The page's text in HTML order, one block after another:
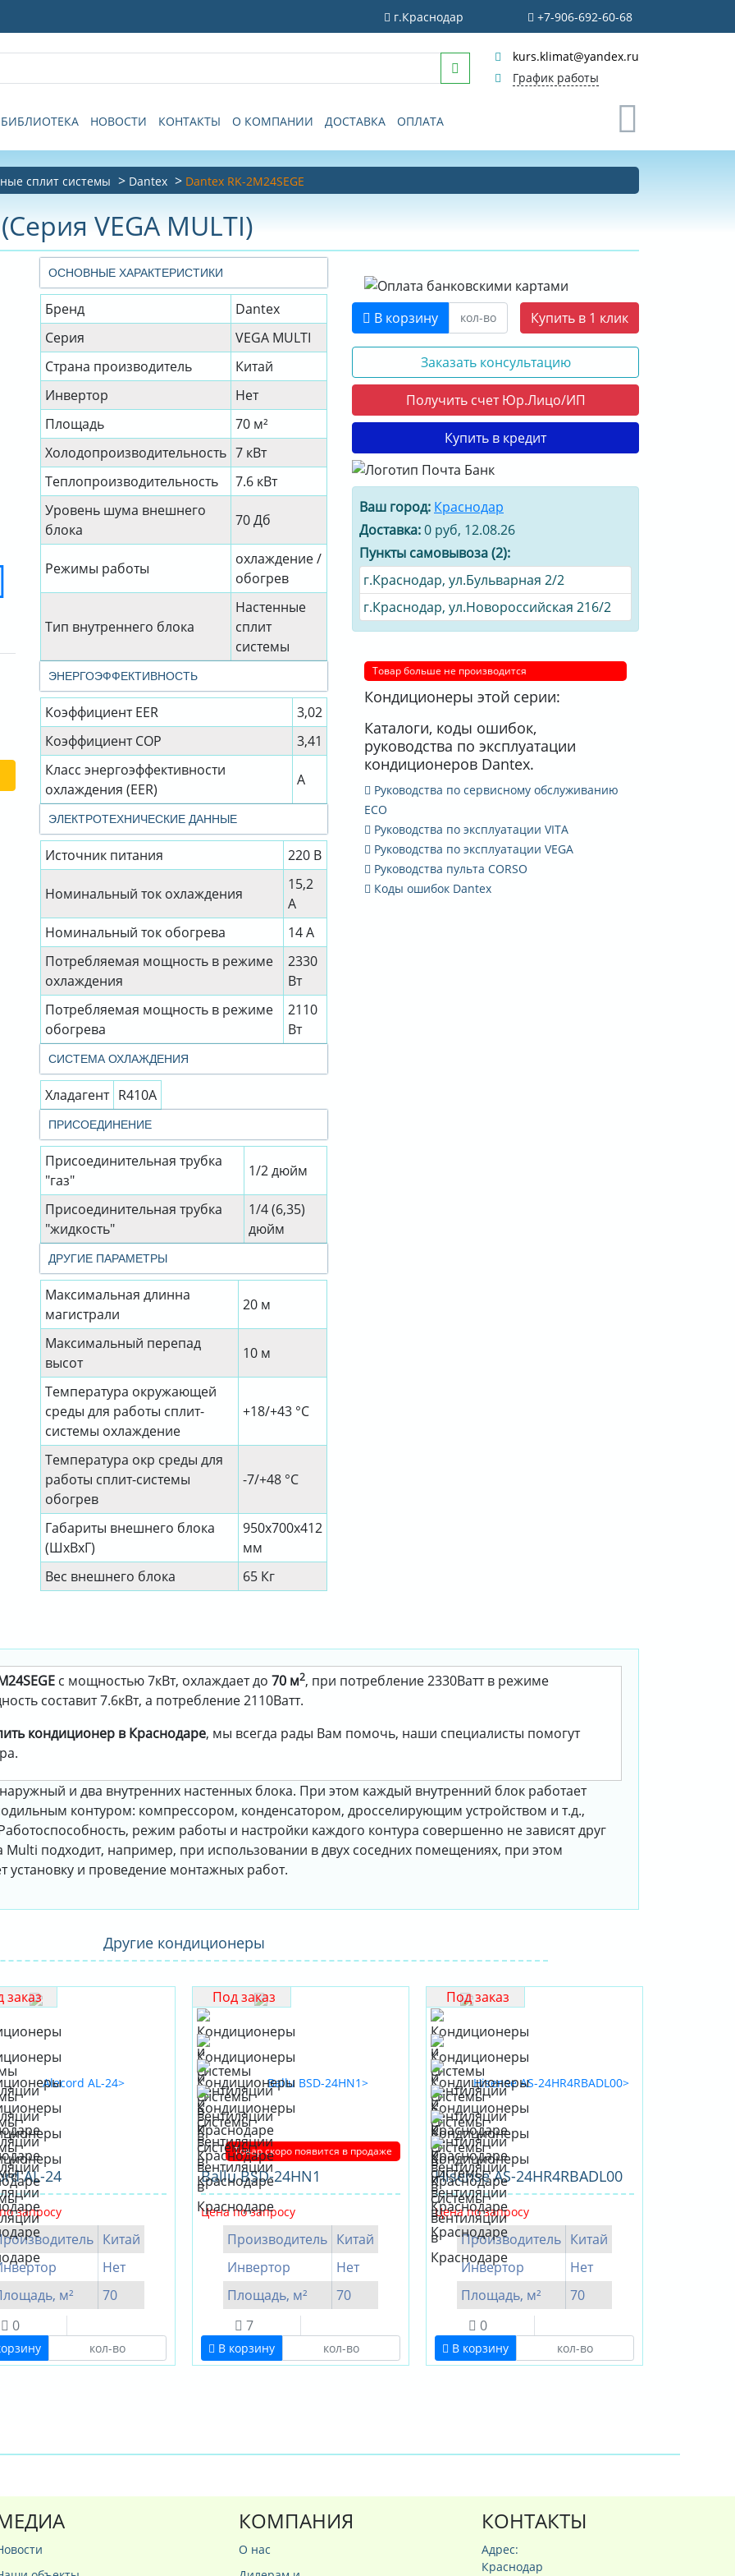
г.Краснодар +7-906-692-60-68
kurs.klimat@yandex.ru
График работы
БИБЛИОТЕКА НОВОСТИ КОНТАКТЫ О КОМПАНИИ ДОСТАВКА ОПЛАТА
сплит системы Dantex Dantex RK-2M24SEGE
VEGA MULTI)
ОСНОВНЫЕ ХАРАКТЕРИСТИКИ
Бренд
Dantex
Серия
VEGA MULTI
Страна производитель
Китай
Инвертор
Нет
Площадь
70 м²
Холодопроизводительность 7 кВт
Теплопроизводительность
7.6 кВт
Уровень шума внешнего
блока
70 Дб
Режимы работы
охлаждение /
обогрев
Тип внутреннего блока
Настенные
сплит
системы
ЭНЕРГОЭФФЕКТИВНОСТЬ
Коэффициент EER
3,02
Коэффициент СОР
3,41
Класс энергоэффективности
охлаждения (EER)
A
ЭЛЕКТРОТЕХНИЧЕСКИЕ ДАННЫЕ
Источник питания 220 В
Номинальный ток охлаждения
15,2
А
Номинальный ток обогрева
14 А
Потребляемая мощность в режиме
охлаждения
2330
Вт
Потребляемая мощность в режиме
обогрева
2110
Вт
СИСТЕМА ОХЛАЖДЕНИЯ
Хладагент R410A
ПРИСОЕДИНЕНИЕ
Присоединительная трубка
"газ"
1/2 дюйм
Присоединительная трубка
"жидкость"
1/4 (6,35)
дюйм
ДРУГИЕ ПАРАМЕТРЫ
Максимальная длинна
магистрали
20 м
Максимальный перепад
высот
10 м
Температура окружающей
среды для работы сплит-
системы охлаждение
+18/+43 °C
Температура окр среды для
работы сплит-системы
обогрев
-7/+48 °C
Габариты внешнего блока
(ШхВхГ)
950х700х412
мм
Вес внешнего блока
65 Кг
В корзину Купить в 1 клик
Заказать консультацию
Получить счет Юр.Лицо/ИП
Купить в кредит
Ваш город: Краснодар
Доставка:0 руб, 12.08.26
Пункты самовывоза (2):
г.Краснодар, ул.Бульварная 2/2
г.Краснодар, ул.Новороссийская 216/2
Товар больше не производится
Кондиционеры этой серии:
Каталоги, коды ошибок,
руководства по эксплуатации
кондиционеров Dantex.
Руководства по сервисному обслуживанию
ECO
Руководства по эксплуатации VITA
Руководства по эксплуатации VEGA
Руководства пульта CORSO
Коды ошибок Dantex
с мощностью 7кВт, охлаждает до 70 м2, при потребление 2330Ватт в режиме
составит 7.6кВт, а потребление 2110Ватт.
кондиционер в Краснодаре, мы всегда рады Вам помочь, наши специалисты помогут
и два внутренних настенных блока. При этом каждый внутренний блок работает
контуром: компрессором, конденсатором, дросселирующим устройством и т.д.,
режим работы и настройки каждого контура совершенно не зависят друг
Multi подходит, например, при использовании в двух соседних помещениях, при этом
и проведение монтажных работ.
Другие кондиционеры
заказ
AL-24
запросу
Китай
Нет
м²
70
0
Под заказ
Товар скоро появится в продаже
Ballu BSD-24HN1
Цена по запросу
Производитель Китай
Инвертор
Нет
Площадь, м²
70
7
В корзину
Под заказ
Hisense AS-24HR4RBADL00
Цена по запросу
Производитель Китай
Инвертор
Нет
Площадь, м²
70
0
В корзину
КОМПАНИЯ
О нас
КОНТАКТЫ
Адрес:
Краснодар